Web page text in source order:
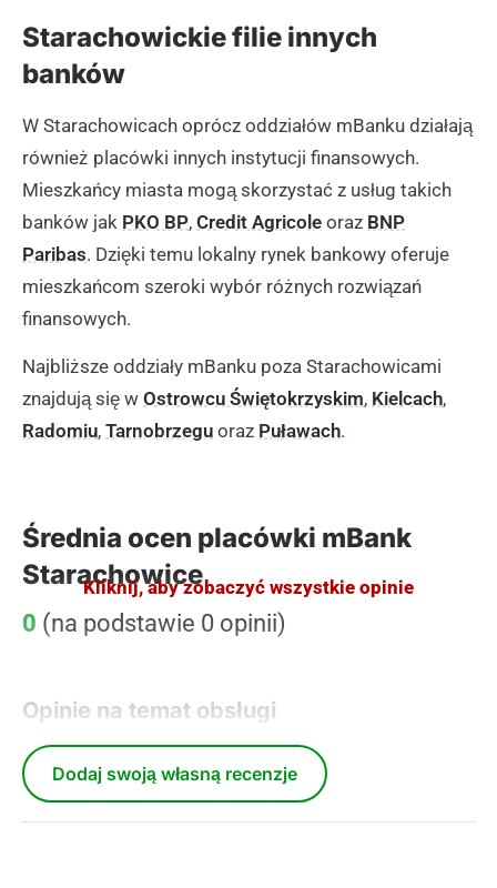
Starachowickie filie innych
banków
W Starachowicach oprócz oddziałów mBanku działają
również placówki innych instytucji finansowych.
Mieszkańcy miasta mogą skorzystać z usług takich
banków jak PKO BP, Credit Agricole oraz BNP
Paribas. Dzięki temu lokalny rynek bankowy oferuje
mieszkańcom szeroki wybór różnych rozwiązań
finansowych.
Najbliższe oddziały mBanku poza Starachowicami
znajdują się w Ostrowcu Świętokrzyskim, Kielcach,
Radomiu, Tarnobrzegu oraz Puławach.
Średnia ocen placówki mBank
Starachowice
0 (na podstawie 0 opinii)
Opinie na temat obsługi
Kliknij, aby zobaczyć wszystkie opinie
Dodaj swoją własną recenzje